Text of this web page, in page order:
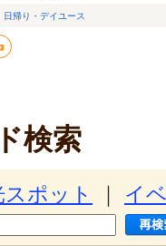
日帰り・デイユース
検索
スポット イ